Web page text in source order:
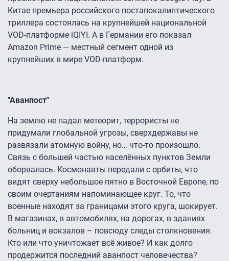
Китае премьера российского постапокалиптического
триллера состоялась на крупнейшей национальной
VOD-платформе iQIYI. А в Германии его показал
Amazon Prime — местный сегмент одной из
крупнейших в мире VOD-платформ.
"Аванпост"
На землю не падал метеорит, террористы не
придумали глобальной угрозы, сверхдержавы не
развязали атомную войну, но… что-то произошло.
Связь с большей частью населённых пунктов Земли
оборвалась. Космонавты передали с орбиты, что
видят сверху небольшое пятно в Восточной Европе, по
своим очертаниям напоминающее круг. То, что
военные находят за границами этого круга, шокирует.
В магазинах, в автомобилях, на дорогах, в зданиях
больниц и вокзалов – повсюду следы столкновения.
Кто или что уничтожает всё живое? И как долго
продержится последний аванпост человечества?